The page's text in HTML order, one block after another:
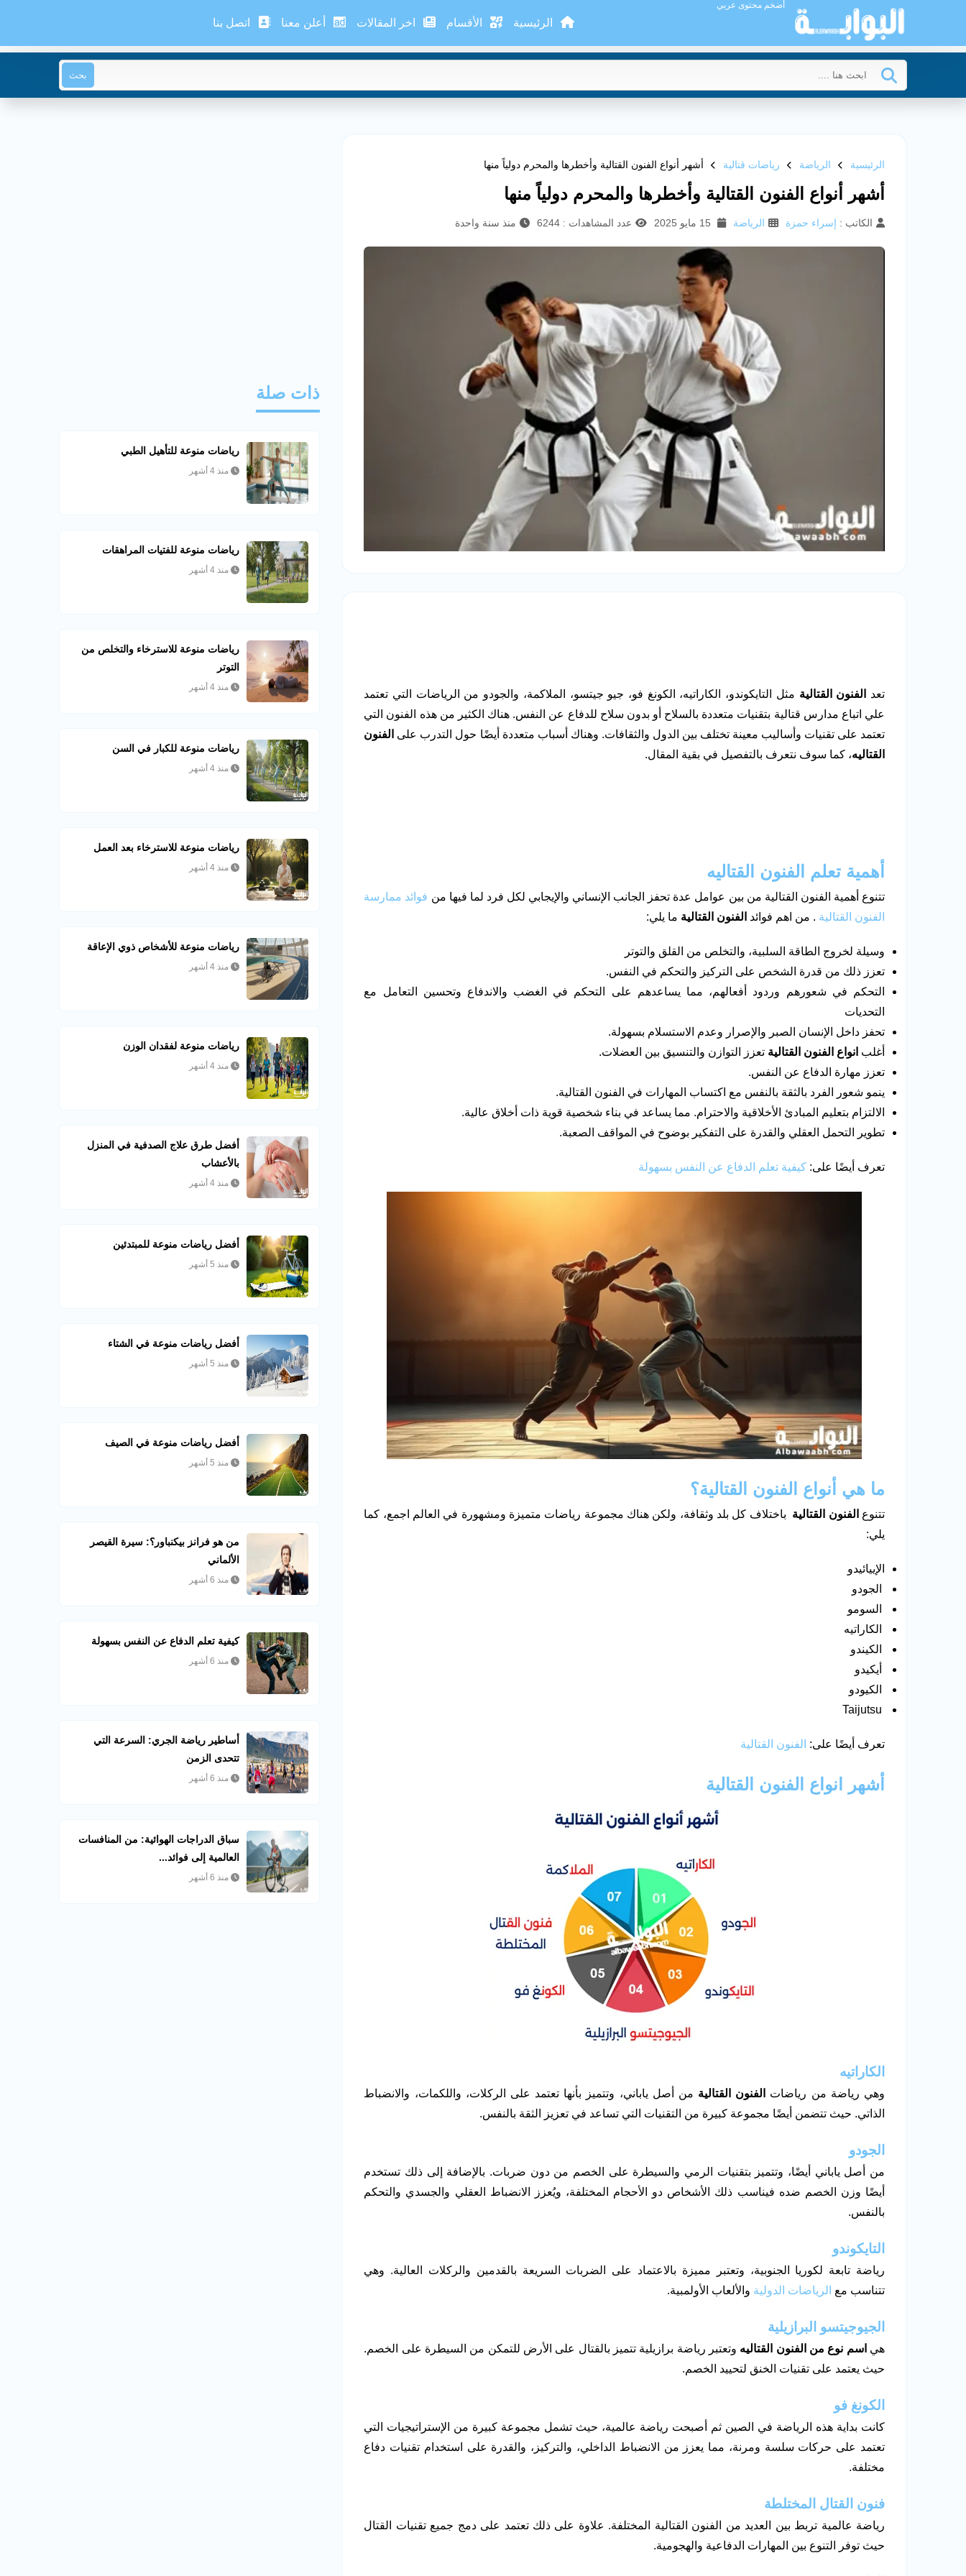
أضخم محتوى عربي
الرئيسية الأقسام اخر المقالات أعلن معنا اتصل بنا
بحث
الرئيسية الرياضة رياضات قتالية أشهر أنواع الفنون القتالية وأخطرها والمحرم دولياً منها
أشهر أنواع الفنون القتالية وأخطرها والمحرم دولياً منها
الكاتب : إسراء حمزة الرياضة عدد المشاهدات : 6244 منذ سنة واحدة
تعد الفنون القتالية مثل التايكوندو، الكاراتيه، الكونغ فو، جيو جيتسو، الملاكمة، والجودو من الرياضات التي تعتمد
علي اتباع مدارس قتالية بتقنيات متعددة بالسلاح أو بدون سلاح للدفاع عن النفس. هناك الكثير من هذه الفنون التي
تعتمد على تقنيات وأساليب معينة تختلف بين الدول والثقافات. وهناك أسباب متعددة أيضًا حول التدرب على الفنون
القتاليه، كما سوف نتعرف بالتفصيل في بقية المقال.
أهمية تعلم الفنون القتاليه
تتنوع أهمية الفنون القتالية من بين عوامل عدة تحفز الجانب الإنساني والإيجابي لكل فرد لما فيها من فوائد ممارسة
الفنون القتالية . من اهم فوائد الفنون القتالية ما يلي:
وسيلة لخروج الطاقة السلبية، والتخلص من القلق والتوتر
تعزز ذلك من قدرة الشخص على التركيز والتحكم في النفس.
التحكم في شعورهم وردود أفعالهم، مما يساعدهم على التحكم في الغضب والاندفاع وتحسين التعامل مع
التحديات
تحفز داخل الإنسان الصبر والإصرار وعدم الاستسلام بسهولة.
أغلب انواع الفنون القتالية تعزز التوازن والتنسيق بين العضلات.
تعزز مهارة الدفاع عن النفس.
ينمو شعور الفرد بالثقة بالنفس مع اكتساب المهارات في الفنون القتالية.
الالتزام بتعليم المبادئ الأخلاقية والاحترام. مما يساعد في بناء شخصية قوية ذات أخلاق عالية.
تطوير التحمل العقلي والقدرة على التفكير بوضوح في المواقف الصعبة.
تعرف أيضًا على: كيفية تعلم الدفاع عن النفس بسهولة
ما هي أنواع الفنون القتالية؟
تتنوع الفنون القتالية باختلاف كل بلد وثقافة، ولكن هناك مجموعة رياضات متميزة ومشهورة في العالم اجمع، كما
يلي:
الإييائيدو
تعرف أيضًا على: الفنون القتالية
أشهر انواع الفنون القتالية
الكاراتيه
وهي رياضة من رياضات الفنون القتالية من أصل ياباني، وتتميز بأنها تعتمد على الركلات، واللكمات، والانضباط
الذاتي. حيث تتضمن أيضًا مجموعة كبيرة من التقنيات التي تساعد في تعزيز الثقة بالنفس.
الجودو
من أصل ياباني أيضًا، وتتميز بتقنيات الرمي والسيطرة على الخصم من دون ضربات. بالإضافة إلى ذلك تستخدم
أيضًا وزن الخصم ضده فيناسب ذلك الأشخاص دو الأحجام المختلفة، ويُعزز الانضباط العقلي والجسدي والتحكم
بالنفس.
التايكوندو
رياضة تابعة لكوريا الجنوبية، وتعتبر مميزة بالاعتماد على الضربات السريعة بالقدمين والركلات العالية. وهي
تتناسب مع الرياضات الدولية والألعاب الأولمبية.
الجيوجيتسو البرازيلية
هي اسم نوع من الفنون القتاليه وتعتبر رياضة برازيلية تتميز بالقتال على الأرض للتمكن من السيطرة على الخصم.
حيث يعتمد على تقنيات الخنق لتحييد الخصم.
الكونغ فو
كانت بداية هذه الرياضة في الصين ثم أصبحت رياضة عالمية، حيث تشمل مجموعة كبيرة من الإستراتيجيات التي
تعتمد على حركات سلسة ومرنة، مما يعزز من الانضباط الداخلي، والتركيز، والقدرة على استخدام تقنيات دفاع
مختلفة.
فنون القتال المختلطة
رياضة عالمية تربط بين العديد من الفنون القتالية المختلفة. علاوة على ذلك تعتمد على دمج جميع تقنيات القتال
حيث توفر التنوع بين المهارات الدفاعية والهجومية.
ذات صلة
رياضات منوعة للتأهيل الطبي
منذ 4 أشهر
رياضات منوعة للفتيات المراهقات
منذ 4 أشهر
رياضات منوعة للاسترخاء والتخلص من
التوتر
منذ 4 أشهر
رياضات منوعة للكبار في السن
منذ 4 أشهر
رياضات منوعة للاسترخاء بعد العمل
منذ 4 أشهر
رياضات منوعة للأشخاص ذوي الإعاقة
منذ 4 أشهر
رياضات منوعة لفقدان الوزن
منذ 4 أشهر
أفضل طرق علاج الصدفية في المنزل
بالأعشاب
منذ 4 أشهر
أفضل رياضات منوعة للمبتدئين
منذ 5 أشهر
أفضل رياضات منوعة في الشتاء
منذ 5 أشهر
أفضل رياضات منوعة في الصيف
منذ 5 أشهر
من هو فرانز بيكنباور؟: سيرة القيصر
الألماني
منذ 6 أشهر
كيفية تعلم الدفاع عن النفس بسهولة
منذ 6 أشهر
أساطير رياضة الجري: السرعة التي
تتحدى الزمن
منذ 6 أشهر
سباق الدراجات الهوائية: من المنافسات
العالمية إلى فوائد...
منذ 6 أشهر